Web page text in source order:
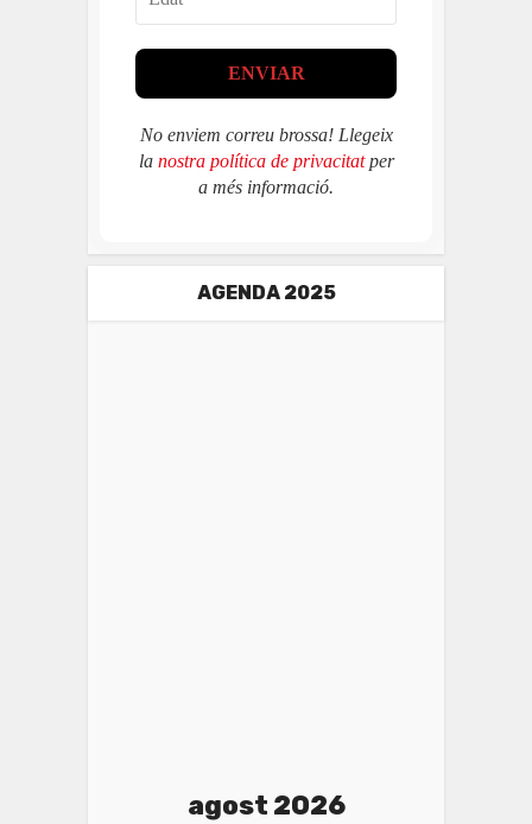
No enviem correu brossa! Llegeix
la nostra política de privacitatper
a més informació.
AGENDA 2025
agost 2026